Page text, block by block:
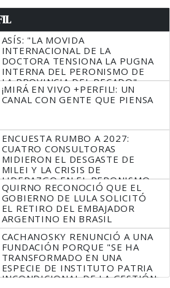
ASÍS: "LA MOVIDA
INTERNACIONAL DE LA
DOCTORA TENSIONA LA PUGNA
INTERNA DEL PERONISMO DE
LA PROVINCIA DEL PECADO"
¡MIRÁ EN VIVO +PERFIL!: UN
CANAL CON GENTE QUE PIENSA
ENCUESTA RUMBO A 2027:
CUATRO CONSULTORAS
MIDIERON EL DESGASTE DE
MILEI Y LA CRISIS DE
LIDERAZGO EN EL PERONISMO
QUIRNO RECONOCIÓ QUE EL
GOBIERNO DE LULA SOLICITÓ
EL RETIRO DEL EMBAJADOR
ARGENTINO EN BRASIL
CACHANOSKY RENUNCIÓ A UNA
FUNDACIÓN PORQUE "SE HA
TRANSFORMADO EN UNA
ESPECIE DE INSTITUTO PATRIA
INCONDICIONAL DE LA GESTIÓN